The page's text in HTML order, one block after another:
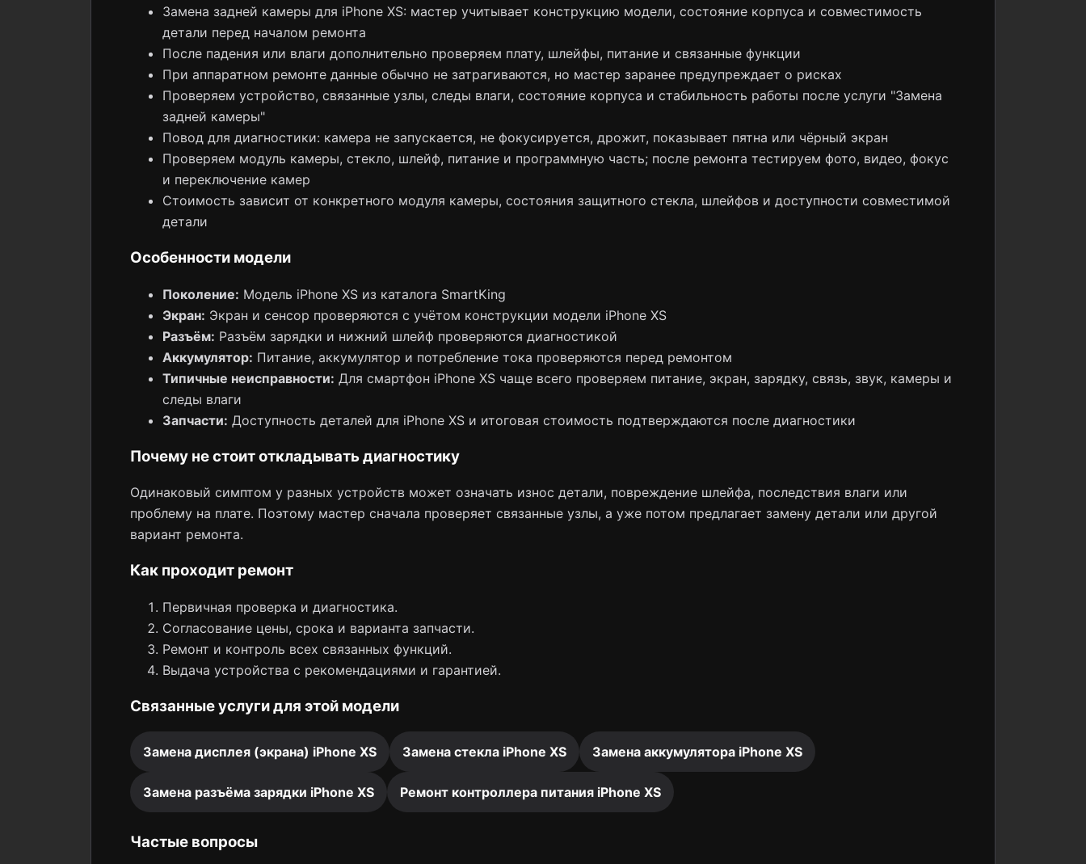
Замена задней камеры для iPhone XS: мастер учитывает конструкцию модели, состояние корпуса и совместимость
детали перед началом ремонта
После падения или влаги дополнительно проверяем плату, шлейфы, питание и связанные функции
При аппаратном ремонте данные обычно не затрагиваются, но мастер заранее предупреждает о рисках
Проверяем устройство, связанные узлы, следы влаги, состояние корпуса и стабильность работы после услуги "Замена
задней камеры"
Повод для диагностики: камера не запускается, не фокусируется, дрожит, показывает пятна или чёрный экран
Проверяем модуль камеры, стекло, шлейф, питание и программную часть; после ремонта тестируем фото, видео, фокус
и переключение камер
Стоимость зависит от конкретного модуля камеры, состояния защитного стекла, шлейфов и доступности совместимой
детали
Особенности модели
Поколение: Модель iPhone XS из каталога SmartKing
Экран: Экран и сенсор проверяются с учётом конструкции модели iPhone XS
Разъём: Разъём зарядки и нижний шлейф проверяются диагностикой
Аккумулятор: Питание, аккумулятор и потребление тока проверяются перед ремонтом
Типичные неисправности: Для смартфон iPhone XS чаще всего проверяем питание, экран, зарядку, связь, звук, камеры и
следы влаги
Запчасти: Доступность деталей для iPhone XS и итоговая стоимость подтверждаются после диагностики
Почему не стоит откладывать диагностику
Одинаковый симптом у разных устройств может означать износ детали, повреждение шлейфа, последствия влаги или
проблему на плате. Поэтому мастер сначала проверяет связанные узлы, а уже потом предлагает замену детали или другой
вариант ремонта.
Как проходит ремонт
Первичная проверка и диагностика.
Согласование цены, срока и варианта запчасти.
Ремонт и контроль всех связанных функций.
Выдача устройства с рекомендациями и гарантией.
Связанные услуги для этой модели
Замена дисплея (экрана) iPhone XS Замена стекла iPhone XS Замена аккумулятора iPhone XS
Замена разъёма зарядки iPhone XS Ремонт контроллера питания iPhone XS
Частые вопросы